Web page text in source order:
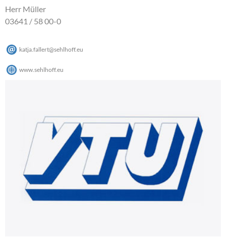
Herr Müller
03641 / 58 00-0
katja.fallert@sehlhoff.eu
www.sehlhoff.eu